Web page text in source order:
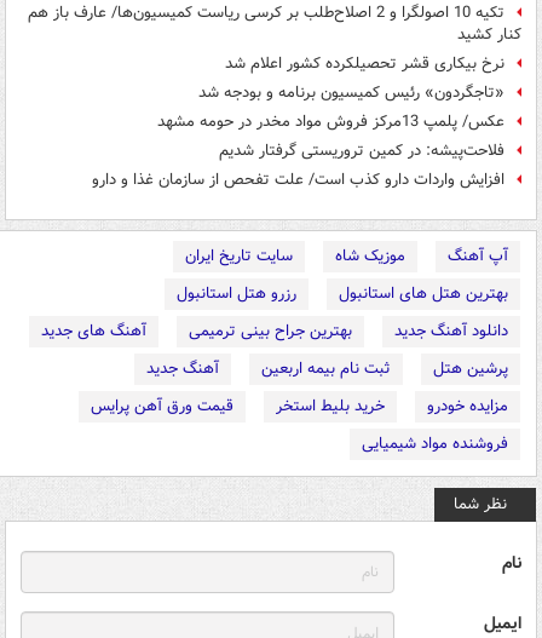
تکیه 10 اصولگرا و 2 اصلاح‌طلب بر کرسی ریاست کمیسیون‌ها/ عارف باز هم
کنار کشید
نرخ بیکاری قشر تحصیلکرده کشور اعلام شد
«تاجگردون» رئیس کمیسیون برنامه و بودجه شد
عکس/ پلمپ 13مرکز فروش مواد مخدر در حومه مشهد
فلاحت‌پیشه: در کمین تروریستی گرفتار شدیم
افزایش واردات دارو کذب است/ علت تفحص از سازمان غذا و دارو
آپ آهنگ موزیک شاه
سایت تاریخ ایران
بهترین هتل های استانبول
رزرو هتل استانبول
دانلود آهنگ جدید
بهترین جراح بینی ترمیمی
آهنگ های جدید
پرشین هتل
ثبت نام بیمه اربعین
آهنگ جدید
مزایده خودرو
خرید بلیط استخر
قیمت ورق آهن پرایس
فروشنده مواد شیمیایی
نظر شما
نام
ایمیل